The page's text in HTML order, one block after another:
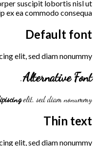
suscipit lobortis nisl ut
ex ea commodo consequa
Default font
elit, sed diam nonummy.
Alternative Font
.
elit, sed diam nonummy.
Thin text
elit, sed diam nonummy.